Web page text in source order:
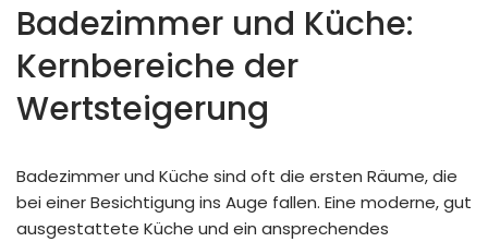
Badezimmer und Küche:
Kernbereiche der
Wertsteigerung
Badezimmer und Küche sind oft die ersten Räume, die
bei einer Besichtigung ins Auge fallen. Eine moderne, gut
ausgestattete Küche und ein ansprechendes